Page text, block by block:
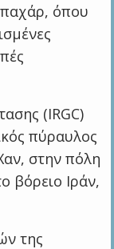
όπου
(IRGC)
πύραυλος
στην πόλη
βόρειο Ιράν,
της